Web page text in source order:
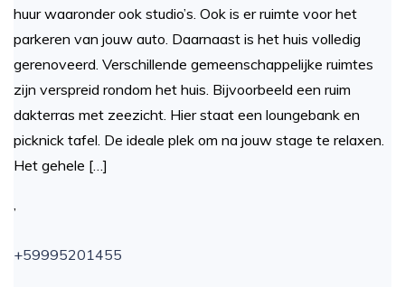
huur waaronder ook studio’s. Ook is er ruimte voor het
parkeren van jouw auto. Daarnaast is het huis volledig
gerenoveerd. Verschillende gemeenschappelijke ruimtes
zijn verspreid rondom het huis. Bijvoorbeeld een ruim
dakterras met zeezicht. Hier staat een loungebank en
picknick tafel. De ideale plek om na jouw stage te relaxen.
Het gehele […]
+59995201455